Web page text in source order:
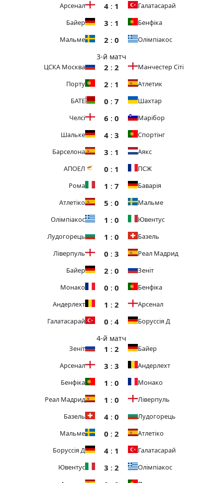
Арсенал
4 : 1
Галатасарай
Байер
3 : 1
Бенфіка
Мальме
2 : 0 Олімпіакос
3-й матч
ЦСКА Москва 2 : 2
Манчестер Сіті
Порту
2 : 1
Атлетик
БАТЕ
0 : 7
Шахтар
Челсі
6 : 0
Марібор
Шальке
4 : 3
Спортінг
Барселона
3 : 1
Аякс
АПОЕЛ
0 : 1
ПСЖ
Рома
1 : 7
Баварія
Атлетіко
5 : 0
Мальме
Олімпіакос
1 : 0
Ювентус
Лудогорець
1 : 0
Базель
Ліверпуль
0 : 3
Реал Мадрид
Байер
2 : 0
Зеніт
Монако
0 : 0
Бенфіка
Андерлехт
1 : 2
Арсенал
Галатасарай
0 : 4 Боруссія Д
4-й матч
Зеніт 1 : 2
Байер
Арсенал
3 : 3
Андерлехт
Бенфіка
1 : 0
Монако
Реал Мадрид
1 : 0
Ліверпуль
Базель
4 : 0
Лудогорець
Мальме
0 : 2
Атлетіко
Боруссія Д
4 : 1
Галатасарай
Ювентус
3 : 2
Олімпіакос